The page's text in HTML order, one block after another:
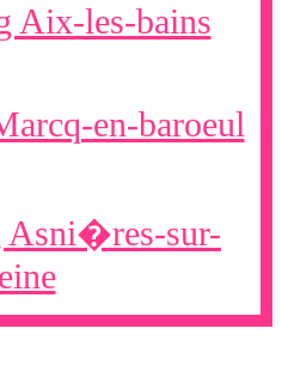
Aix-les-bains
en-baroeul
Asni�res-sur-